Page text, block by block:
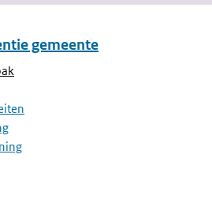
Valpreventie gemeente
gemeente